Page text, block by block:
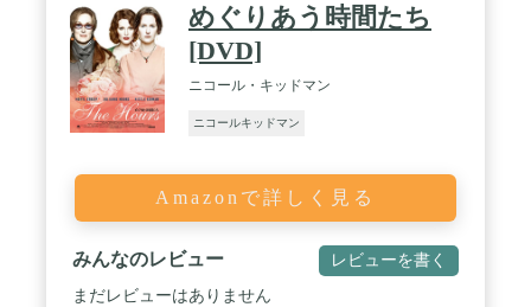
めぐりあう時間たち
[DVD]
ニコール・キッドマン
ニコールキッドマン
Amazonで詳しく見る
みんなのレビュー レビューを書く
まだレビューはありません